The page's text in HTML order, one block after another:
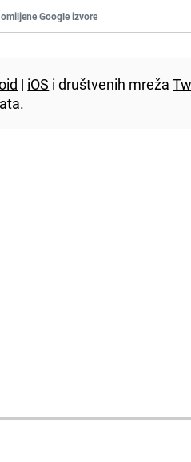
Google izvore
| iOS i društvenih mreža